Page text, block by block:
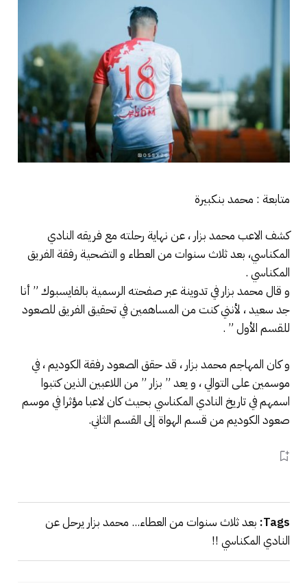
متابعة : محمد بنكبيرة
كشف الاعب محمد بزار ، عن نهاية رحلته مع فريقه النادي
المكناسي، بعد ثلاث سنوات من العطاء و التضحية رفقة الفريق
المكناسي .
و قال محمد بزار في تدوينة عبر صفحته الرسمية بالفايسبوك ” أنا
جد سعيد ، لأنني كنت من المساهمين في تحقيق الفريق للصعود
للقسم الأول ” .
و كان المهاجم محمد بزار ، قد حقق الصعود رفقة الكوديم ، في
موسمين على التوالي ، و يعد ” بزار ” من اللاعبين الذين كتبوا
اسمهم في تاريخ النادي المكناسي بحيث كان لاعبا مؤثرا في موسم
صعود الكوديم من قسم الهواة إلى القسم الثاني.
Tags: بعد ثلاث سنوات من العطاء... محمد بزار يرحل عن
النادي المكناسي !!